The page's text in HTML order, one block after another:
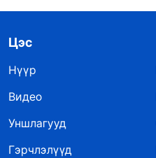
Цэс
Нүүр
Видео
Уншлагууд
Гэрчлэлүүд